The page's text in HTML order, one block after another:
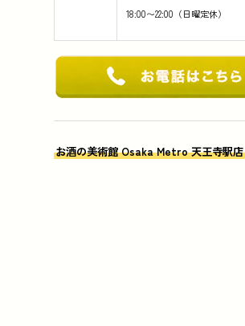
18:00〜22:00（日曜定休）
お酒の美術館 Osaka Metro 天王寺駅店